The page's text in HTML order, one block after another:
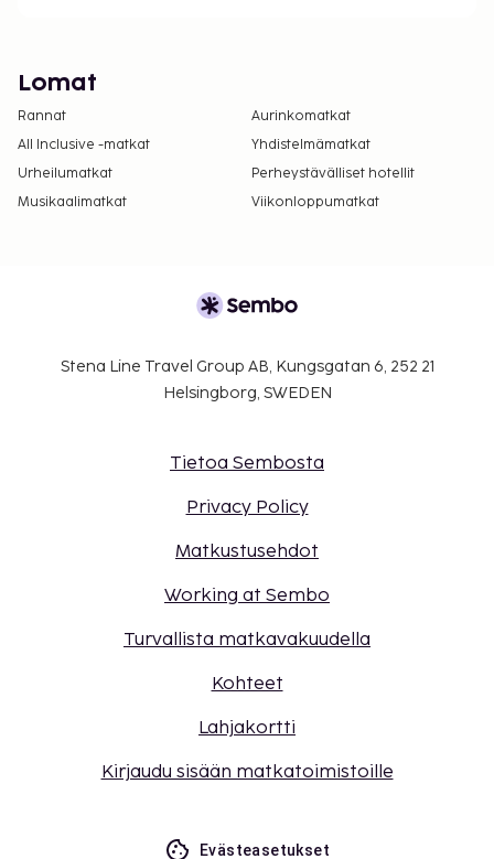
Lomat
Rannat
Aurinkomatkat
All Inclusive -matkat
Yhdistelmämatkat
Urheilumatkat
Perheystävälliset hotellit
Musikaalimatkat
Viikonloppumatkat
Stena Line Travel Group AB, Kungsgatan 6, 252 21
Helsingborg, SWEDEN
Tietoa Sembosta
Privacy Policy
Matkustusehdot
Working at Sembo
Turvallista matkavakuudella
Kohteet
Lahjakortti
Kirjaudu sisään matkatoimistoille
Evästeasetukset